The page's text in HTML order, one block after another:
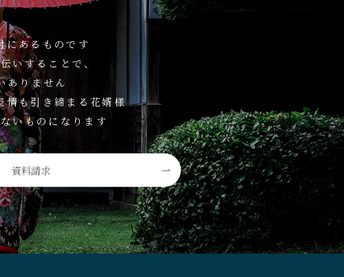
にあるものです
いすることで、
ありません
情も引き締まる花婿様
いものになります
資料請求